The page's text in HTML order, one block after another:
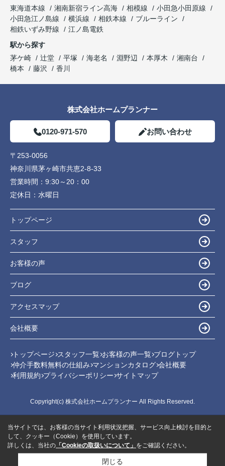
東海道本線
湘南新宿ライン高海 相模線
小田急小田原線
小田急江ノ島線
横浜線 相鉄本線
ブルーライン
相鉄いずみ野線
江ノ島電鉄
駅から探す
茅ケ崎
辻堂 平塚 海老名 淵野辺 本厚木
湘南台
橋本
藤沢 香川
株式会社ホームプランナー
0120-971-570 お問い合わせ
〒253-0056
神奈川県茅ヶ崎市共恵2-8-33
営業時間： 9:30～20：00
定休日： 水曜日
トップページ
スタッフ
お客様の声
ブログ
アクセスマップ
会社概要
トップページ スタッフ一覧 お客様の声一覧 ブログトップ
仲介手数料無料の仕組み マンションカタログ 会社概要
利用規約 プライバシーポリシー サイトマップ
Copyright(c) 株式会社ホームプランナー All Rights Reserved.
当サイトでは、お客様の当サイト利用状況把握、サービス向上検討を目的と
して、クッキー（Cookie）を使用しています。
詳しくは、当社の 「Cookieの取扱いについて」 をご確認ください。
閉じる